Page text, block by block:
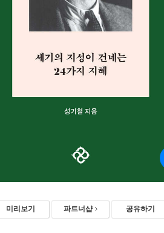
미리보기 파트너샵 공유하기